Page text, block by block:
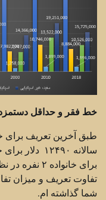
خط فقر و حداقل
برای
شما گذاشته ام.